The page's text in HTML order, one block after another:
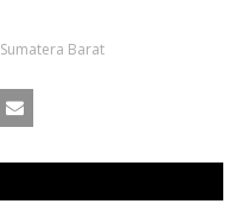
Sumatera Barat